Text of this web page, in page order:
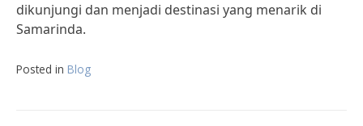
dikunjungi dan menjadi destinasi yang menarik di
Samarinda.
Posted in Blog